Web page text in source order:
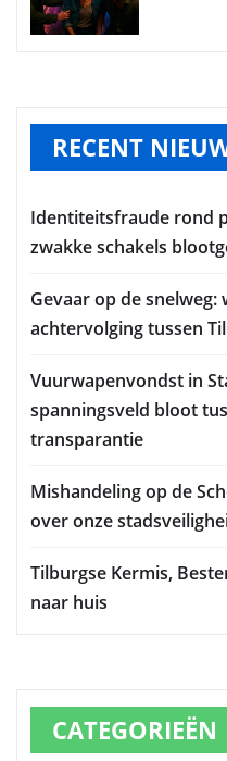
RECENT
Identiteitsfraude rond
zwakke schakels
Gevaar op de
achtervolging tussen
Vuurwapenvondst in
spanningsveld bloot
transparantie
Mishandeling op de
over onze
Tilburgse Kermis,
naar huis
CATEGORIEËN